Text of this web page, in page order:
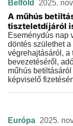
Belföld 2025.
A műhús
tiszteletdíjáról
Eseménydús nap
döntés születhet
végrehajtásáról,
bevezetéséről,
műhús
képviselő
Európa 2025.